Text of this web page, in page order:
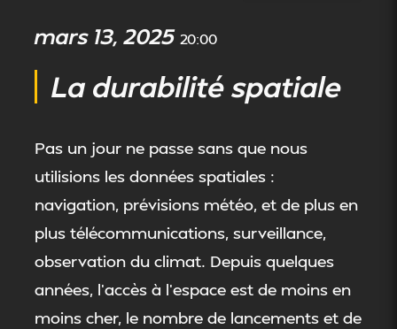
mars 13, 2025 20:00
La durabilité spatiale
Pas un jour ne passe sans que nous
utilisions les données spatiales :
navigation, prévisions météo, et de plus en
plus télécommunications, surveillance,
observation du climat. Depuis quelques
années, l’accès à l’espace est de moins en
moins cher, le nombre de lancements et de